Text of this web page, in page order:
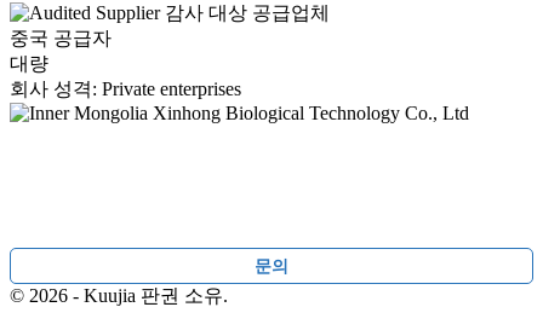
감사 대상 공급업체
중국 공급자
대량
회사 성격: Private enterprises
문의
© 2026 - Kuujia 판권 소유.